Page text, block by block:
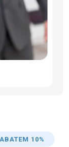
10%